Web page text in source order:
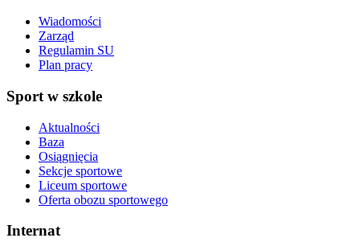
Wiadomości
Zarząd
Regulamin SU
Plan pracy
Sport w szkole
Aktualności
Baza
Osiągnięcia
Sekcje sportowe
Liceum sportowe
Oferta obozu sportowego
Internat